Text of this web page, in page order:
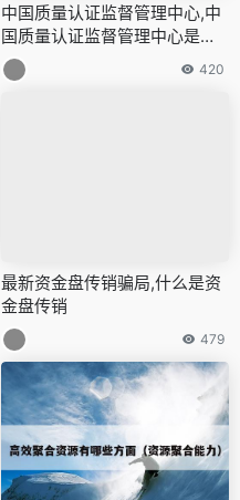
中国质量认证监督管理中心,中
国质量认证监督管理中心是正
规的吗
420
最新资金盘传销骗局,什么是资
金盘传销
479